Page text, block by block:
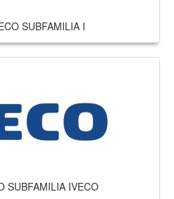
SUBFAMILIA I
SUBFAMILIA IVECO